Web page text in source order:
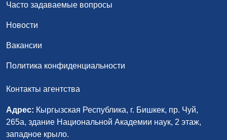
Часто задаваемые вопросы
Новости
Вакансии
Политика конфиденциальности
Контакты агентства
Адрес: Кыргызская Республика, г. Бишкек, пр. Чуй,
265а, здание Национальной Академии наук, 2 этаж,
западное крыло.